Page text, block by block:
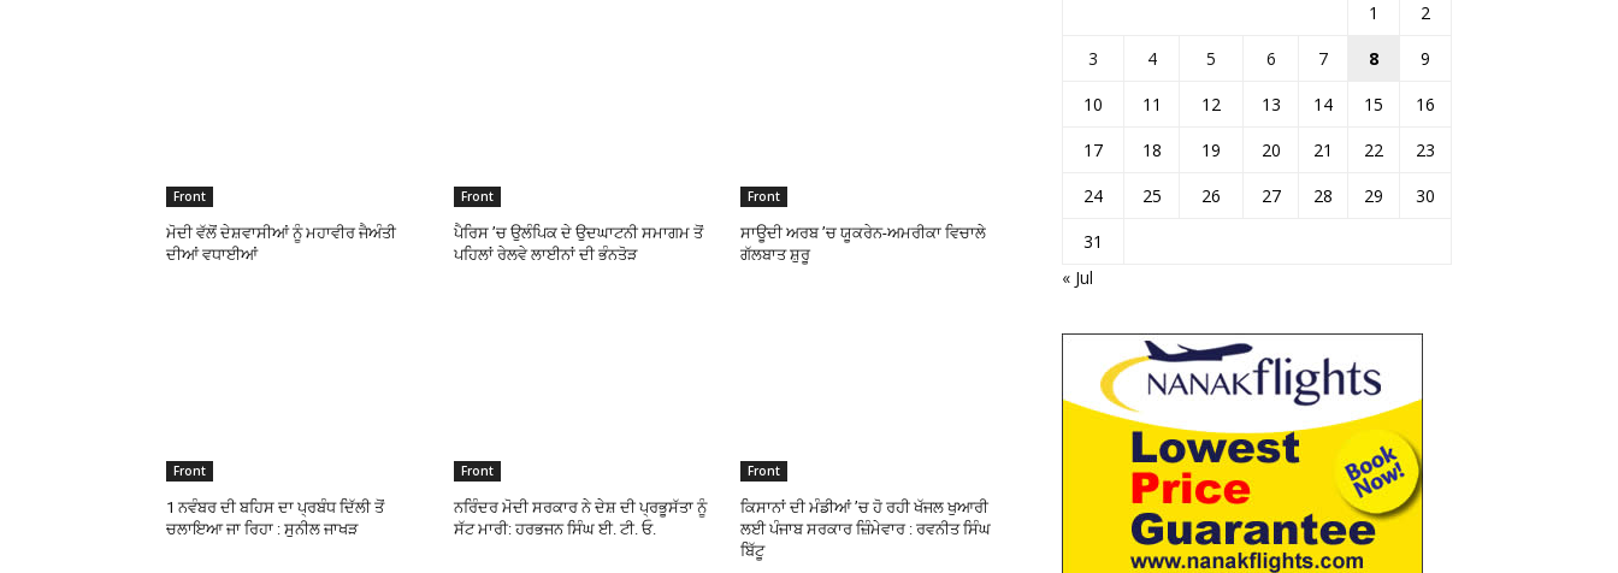
Front
ਮੋਦੀ ਵੱਲੋਂ ਦੇਸ਼ਵਾਸੀਆਂ ਨੂੰ ਮਹਾਵੀਰ ਜੈਅੰਤੀ
ਦੀਆਂ ਵਧਾਈਆਂ
Front
ਪੈਰਿਸ ’ਚ ਉਲੰਪਿਕ ਦੇ ਉਦਘਾਟਨੀ ਸਮਾਗਮ ਤੋਂ
ਪਹਿਲਾਂ ਰੇਲਵੇ ਲਾਈਨਾਂ ਦੀ ਭੰਨਤੋੜ
Front
ਸਾਊਦੀ ਅਰਬ ’ਚ ਯੂਕਰੇਨ-ਅਮਰੀਕਾ ਵਿਚਾਲੇ
ਗੱਲਬਾਤ ਸ਼ੁਰੂ
Front
1 ਨਵੰਬਰ ਦੀ ਬਹਿਸ ਦਾ ਪ੍ਰਬੰਧ ਦਿੱਲੀ ਤੋਂ
ਚਲਾਇਆ ਜਾ ਰਿਹਾ : ਸੁਨੀਲ ਜਾਖੜ
Front
ਨਰਿੰਦਰ ਮੋਦੀ ਸਰਕਾਰ ਨੇ ਦੇਸ਼ ਦੀ ਪ੍ਰਭੂਸੱਤਾ ਨੂੰ
ਸੱਟ ਮਾਰੀ: ਹਰਭਜਨ ਸਿੰਘ ਈ. ਟੀ. ਓ.
Front
ਕਿਸਾਨਾਂ ਦੀ ਮੰਡੀਆਂ ’ਚ ਹੋ ਰਹੀ ਖੱਜਲ ਖੁਆਰੀ
ਲਈ ਪੰਜਾਬ ਸਰਕਾਰ ਜ਼ਿੰਮੇਵਾਰ : ਰਵਨੀਤ ਸਿੰਘ
ਬਿੱਟੂ
1
2
3
4 5 6 7 8
9
10
11 12 13 14 15
16
17
18 19 20 21 22
23
24
25 26 27 28 29
30
31
« Jul